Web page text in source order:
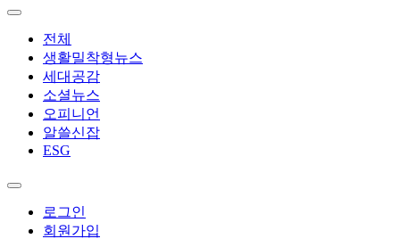
전체
생활밀착형뉴스
세대공감
소셜뉴스
오피니언
알쓸신잡
ESG
로그인
회원가입